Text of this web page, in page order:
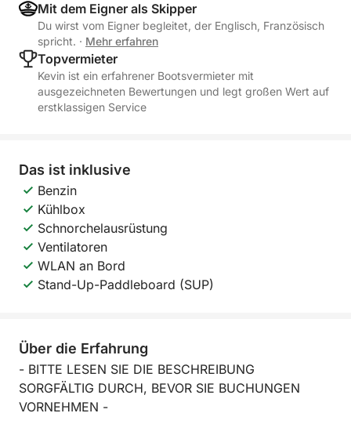
Mit dem Eigner als Skipper
Du wirst vom Eigner begleitet, der Englisch, Französisch
spricht. · Mehr erfahren
Topvermieter
Kevin ist ein erfahrener Bootsvermieter mit
ausgezeichneten Bewertungen und legt großen Wert auf
erstklassigen Service
Das ist inklusive
Benzin
Kühlbox
Schnorchelausrüstung
Ventilatoren
WLAN an Bord
Stand-Up-Paddleboard (SUP)
Über die Erfahrung
- BITTE LESEN SIE DIE BESCHREIBUNG
SORGFÄLTIG DURCH, BEVOR SIE BUCHUNGEN
VORNEHMEN -